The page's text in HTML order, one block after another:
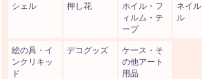
シェル 押し花
ホイル・フ
ィルム・テ
ープ
ネイ
ル
絵の具・イ
ンクリキッ
ド
デコグッズ
ケース・そ
の他アート
用品